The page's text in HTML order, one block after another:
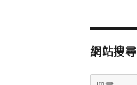
網站搜尋
搜